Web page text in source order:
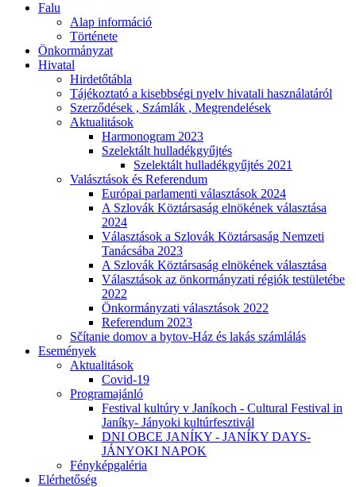
Falu
Alap információ
Története
Önkormányzat
Hivatal
Hirdetőtábla
Tájékoztató a kisebbségi nyelv hivatali használatáról
Szerződések , Számlák , Megrendelések
Aktualitások
Harmonogram 2023
Szelektált hulladékgyűjtés
Szelektált hulladékgyűjtés 2021
Valásztások és Referendum
Európai parlamenti választások 2024
A Szlovák Köztársaság elnökének választása
2024
Választások a Szlovák Köztársaság Nemzeti
Tanácsába 2023
A Szlovák Köztársaság elnökének választása
Választások az önkormányzati régiók testületébe
2022
Önkormányzati választások 2022
Referendum 2023
Sčítanie domov a bytov-Ház és lakás számlálás
Események
Aktualitások
Covid-19
Programajánló
Festival kultúry v Janíkoch - Cultural Festival in
Janíky- Jányoki kultúrfesztivál
DNI OBCE JANÍKY - JANÍKY DAYS-
JÁNYOKI NAPOK
Fényképgaléria
Elérhetőség